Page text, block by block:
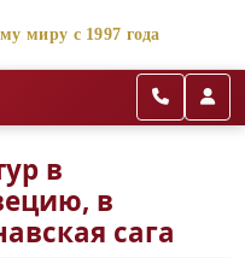
миру с 1997 года
в
в
сага